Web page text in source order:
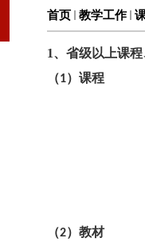
首页 教学工作
1、 省级以上课
（1）课程
（2）教材